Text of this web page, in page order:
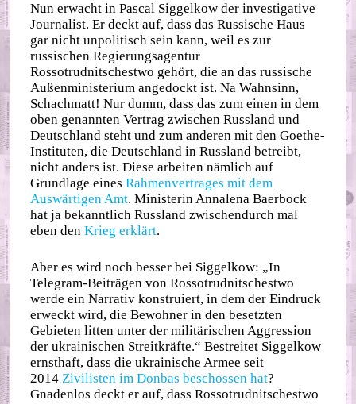
Nun erwacht in Pascal Siggelkow der investigative
Journalist. Er deckt auf, dass das Russische Haus
gar nicht unpolitisch sein kann, weil es zur
russischen Regierungsagentur
Rossotrudnitschestwo gehört, die an das russische
Außenministerium angedockt ist. Na Wahnsinn,
Schachmatt! Nur dumm, dass das zum einen in dem
oben genannten Vertrag zwischen Russland und
Deutschland steht und zum anderen mit den Goethe-
Instituten, die Deutschland in Russland betreibt,
nicht anders ist. Diese arbeiten nämlich auf
Grundlage einesRahmenvertrages mit dem
Auswärtigen Amt. Ministerin Annalena Baerbock
hat ja bekanntlich Russland zwischendurch mal
eben denKrieg erklärt.
Aber es wird noch besser bei Siggelkow: „In
Telegram-Beiträgen von Rossotrudnitschestwo
werde ein Narrativ konstruiert, in dem der Eindruck
erweckt wird, die Bewohner in den besetzten
Gebieten litten unter der militärischen Aggression
der ukrainischen Streitkräfte.“ Bestreitet Siggelkow
ernsthaft, dass die ukrainische Armee seit
2014 Zivilisten im Donbas beschossen hat?
Gnadenlos deckt er auf, dass Rossotrudnitschestwo